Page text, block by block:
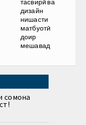
тасвирӣ ва
дизайн
нишасти
матбуотӣ
доир
мешавад
сомона